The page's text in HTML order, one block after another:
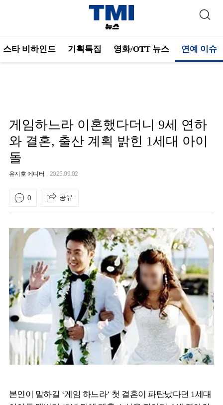
스타 비하인드 기획특집 영화/OTT 뉴스 연예 이슈
게임하느라 이혼했다더니 9세 연하
와 결혼, 출산 계획 밝힌 1세대 아이
돌
유지호 에디터 2025.09.02
0 공유
본인이 말하길 ‘게임 하느라’ 첫 결혼이 파탄났다던 1세대